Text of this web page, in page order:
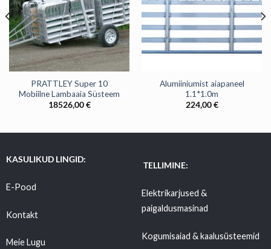
PRATTLEY Super 10
Mobiilne Lambaaia Süsteem
18526,00€
Alumiiniumist aiapaneel
1.1*1.0m
224,00€
KASULIKUD LINGID:
E-Pood
Kontakt
Meie Lugu
TELLIMINE:
Elektrikarjused &
paigaldusmasinad
Kogumisaiad & kaalusüsteemid